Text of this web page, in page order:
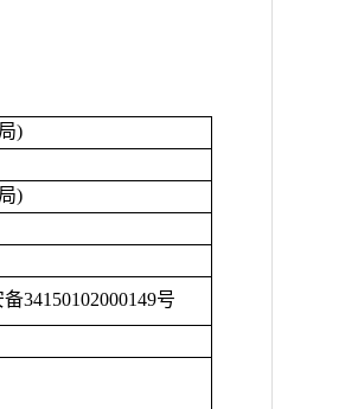
)
)
备34150102000149号